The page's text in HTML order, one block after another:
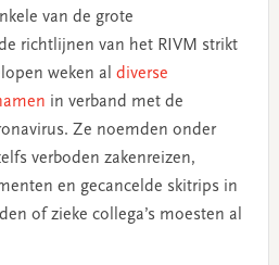
van de grote
richtlijnen van het RIVM strikt
weken al diverse
in verband met de
Ze noemden onder
verboden zakenreizen,
en gecancelde skitrips in
of zieke collega’s moesten al